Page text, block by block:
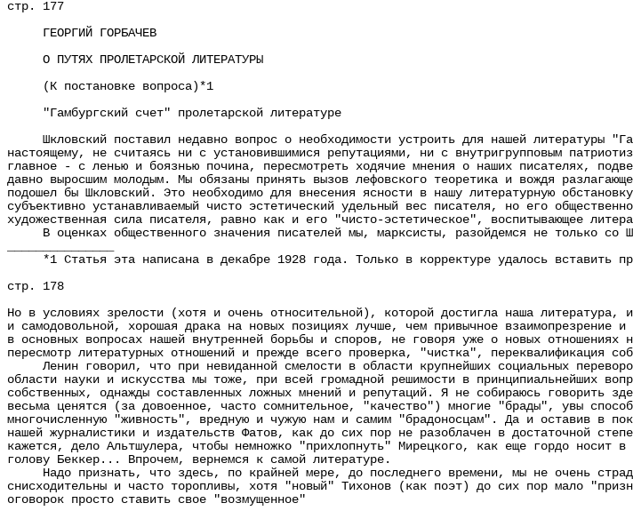
стр. 177
ГЕОРГИЙ ГОРБАЧЕВ
О ПУТЯХ ПРОЛЕТАРСКОЙ ЛИТЕРАТУРЫ
(К постановке вопроса)*1
"Гамбургский счет" пролетарской литературе
Шкловский поставил недавно вопрос о необходимости устроить для нашей литературы
настоящему, не считаясь ни с установившимися репутациями, ни с внутригрупповым
главное - с ленью и боязнью почина, пересмотреть ходячие мнения о наших писателях,
давно выросшим молодым. Мы обязаны принять вызов лефовского теоретика и вождя
подошел бы Шкловский. Это необходимо для внесения ясности в нашу литературную
субъективно устанавливаемый чисто эстетический удельный вес писателя, но его
художественная сила писателя, равно как и его "чисто-эстетическое", воспитывающее
В оценках общественного значения писателей мы, марксисты, разойдемся не только со
*1 Статья эта написана в декабре 1928 года. Только в корректуре удалось вставить
стр. 178
Но в условиях зрелости (хотя и очень относительной), которой достигла наша литература,
и самодовольной, хорошая драка на новых позициях лучше, чем привычное
в основных вопросах нашей внутренней борьбы и споров, не говоря уже о новых отношениях
пересмотр литературных отношений и прежде всего проверка, "чистка", переквалификация
Ленин говорил, что при невиданной смелости в области крупнейших социальных
области науки и искусства мы тоже, при всей громадной решимости в принципиальнейших
собственных, однажды составленных ложных мнений и репутаций. Я не собираюсь говорить
весьма ценятся (за довоенное, часто сомнительное, "качество") многие "брады", увы
многочисленную "живность", вредную и чужую нам и самим "брадоносцам". Да и оставив в
нашей журналистики и издательств Фатов, как до сих пор не разоблачен в достаточной
кажется, дело Альтшулера, чтобы немножко "прихлопнуть" Мирецкого, как еще гордо носит
голову Беккер... Впрочем, вернемся к самой литературе.
Надо признать, что здесь, по крайней мере, до последнего времени, мы не очень
снисходительны и часто торопливы, хотя "новый" Тихонов (как поэт) до сих пор мало
оговорок просто ставить свое "возмущенное"